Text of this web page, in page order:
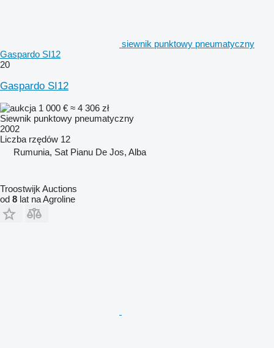
siewnik punktowy pneumatyczny
Gaspardo SI12
20
Gaspardo SI12
1 000 € ≈ 4 306 zł
Siewnik punktowy pneumatyczny
2002
Liczba rzędów 12
Rumunia, Sat Pianu De Jos, Alba
Troostwijk Auctions
od 8 lat na Agroline